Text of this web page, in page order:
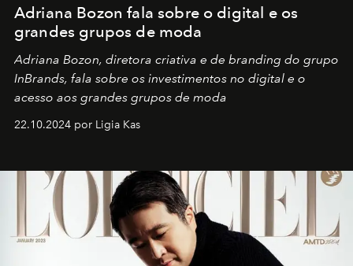
Adriana Bozon fala sobre o digital e os
grandes grupos de moda
Adriana Bozon, diretora criativa e de branding do grupo
InBrands, fala sobre os investimentos no digital e o
acesso aos grandes grupos de moda
22.10.2024 por Ligia Kas